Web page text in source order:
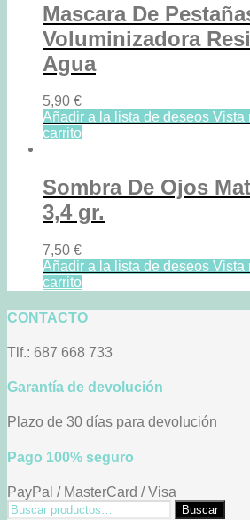
Mascara De
Voluminizadora
Agua
5,90 €
Añadir a la lista de deseos Vista
carrito
Sombra De Ojos
3,4 gr.
7,50 €
Añadir a la lista de deseos Vista
carrito
CONTACTO
Tlf.: 687 668 733
Garantía de devolución
Plazo de 30 días para devolución
Pago 100% seguro
PayPal / MasterCard / Visa
Buscar
Buscar